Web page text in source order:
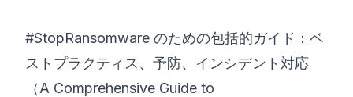
©2026 8200 サイバーブートキャンプ
#StopRansomware のための包括的ガイド：ベ
ストプラクティス、予防、インシデント対応
（A Comprehensive Guide to